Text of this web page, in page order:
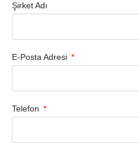
Şirket Adı
E-Posta Adresi
Telefon